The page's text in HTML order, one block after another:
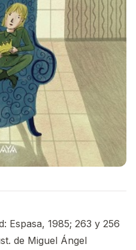
Espasa, 1985; 263 y 256
de Miguel Ángel